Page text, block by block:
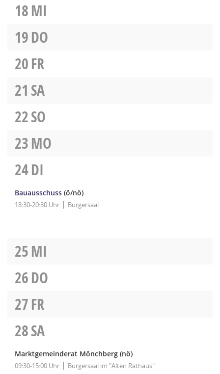
18MI
19DO
20FR
21 SA
22SO
23MO
24DI
Bauausschuss (ö/nö)
18:30-20:30 Uhr Bürgersaal
25MI
26DO
27FR
28SA
Marktgemeinderat Mönchberg (nö)
09:30-15:00 Uhr Bürgersaal im "Alten Rathaus"